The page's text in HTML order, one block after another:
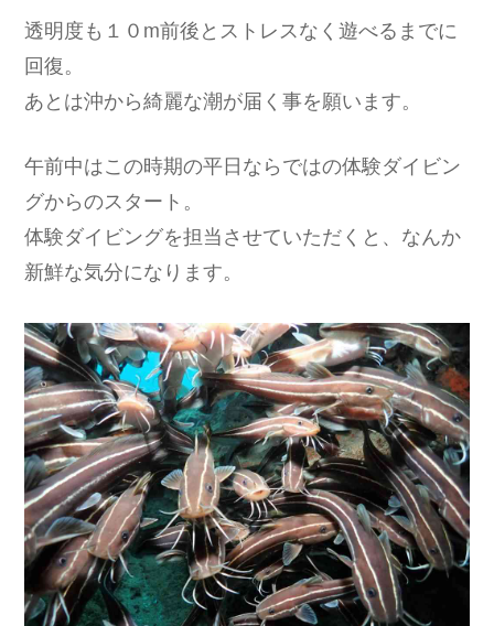
透明度も１０m前後とストレスなく遊べるまでに
回復。
あとは沖から綺麗な潮が届く事を願います。
午前中はこの時期の平日ならではの体験ダイビン
グからのスタート。
体験ダイビングを担当させていただくと、なんか
新鮮な気分になります。